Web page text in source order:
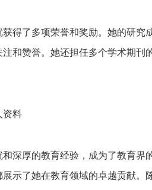
得了多项荣誉和奖励。她的研究
和赞誉。她还担任多个学术期刊
资料
深厚的教育经验，成为了教育界
示了她在教育领域的卓越贡献。